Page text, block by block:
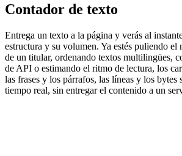
Contador de texto
Entrega un texto a la página y verás al
estructura y su volumen. Ya estés puliendo el
de un titular, ordenando textos multilingües,
de API o estimando el ritmo de lectura, los
las frases y los párrafos, las líneas y los bytes
tiempo real, sin entregar el contenido a un